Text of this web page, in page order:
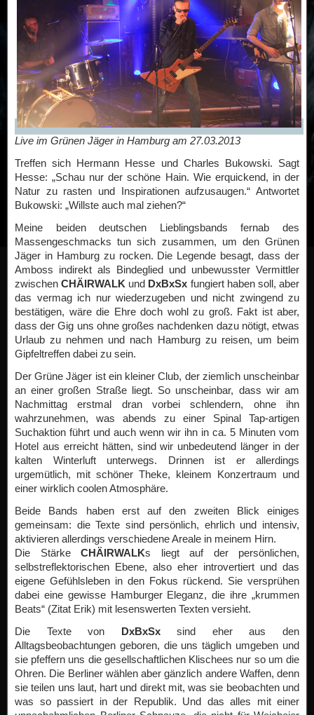
Live im Grünen Jäger in Hamburg am 27.03.2013
Treffen sich Hermann Hesse und Charles Bukowski. Sagt
Hesse: „Schau nur der schöne Hain. Wie erquickend, in der
Natur zu rasten und Inspirationen aufzusaugen.“ Antwortet
Bukowski: „Willste auch mal ziehen?“
Meine beiden deutschen Lieblingsbands fernab des
Massengeschmacks tun sich zusammen, um den Grünen
Jäger in Hamburg zu rocken. Die Legende besagt, dass der
Amboss indirekt als Bindeglied und unbewusster Vermittler
zwischenCHÄIRWALK und DxBxSx fungiert haben soll, aber
das vermag ich nur wiederzugeben und nicht zwingend zu
bestätigen, wäre die Ehre doch wohl zu groß. Fakt ist aber,
dass der Gig uns ohne großes nachdenken dazu nötigt, etwas
Urlaub zu nehmen und nach Hamburg zu reisen, um beim
Gipfeltreffen dabei zu sein.
Der Grüne Jäger ist ein kleiner Club, der ziemlich unscheinbar
an einer großen Straße liegt. So unscheinbar, dass wir am
Nachmittag erstmal dran vorbei schlendern, ohne ihn
wahrzunehmen, was abends zu einer Spinal Tap-artigen
Suchaktion führt und auch wenn wir ihn in ca. 5 Minuten vom
Hotel aus erreicht hätten, sind wir unbedeutend länger in der
kalten Winterluft unterwegs. Drinnen ist er allerdings
urgemütlich, mit schöner Theke, kleinem Konzertraum und
einer wirklich coolen Atmosphäre.
Beide Bands haben erst auf den zweiten Blick einiges
gemeinsam: die Texte sind persönlich, ehrlich und intensiv,
aktivieren allerdings verschiedene Areale in meinem Hirn.
Die Stärke CHÄIRWALKs
liegt auf der persönlichen,
selbstreflektorischen Ebene, also eher introvertiert und das
eigene Gefühlsleben in den Fokus rückend. Sie versprühen
dabei eine gewisse Hamburger Eleganz, die ihre „krummen
Beats“ (Zitat Erik) mit lesenswerten Texten versieht.
Die Texte von DxBxSxsind eher aus den
Alltagsbeobachtungen geboren, die uns täglich umgeben und
sie pfeffern uns die gesellschaftlichen Klischees nur so um die
Ohren. Die Berliner wählen aber gänzlich andere Waffen, denn
sie teilen uns laut, hart und direkt mit, was sie beobachten und
was so passiert in der Republik. Und das alles mit einer